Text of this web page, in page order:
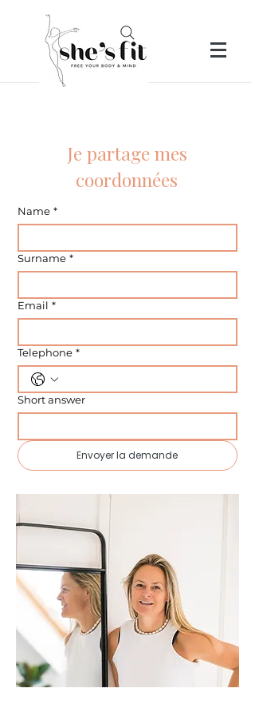
Je partage mes
coordonnées
Name *
Surname *
Email *
Telephone *
Short answer
Envoyer la demande